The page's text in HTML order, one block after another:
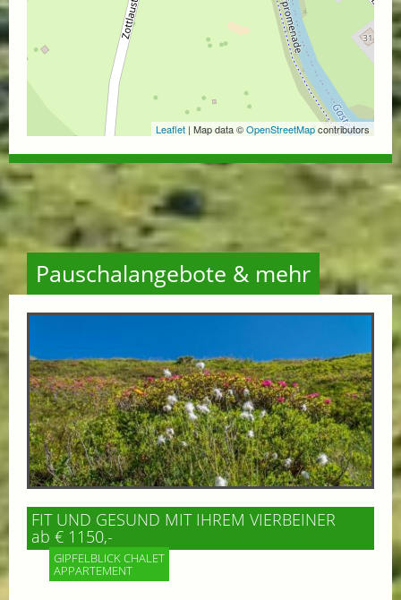
Leaflet | Map data ©OpenStreetMapcontributors
Pauschalangebote & mehr
FIT UND GESUND MIT IHREM VIERBEINER
ab € 1150,-
GIPFELBLICK CHALET
APPARTEMENT